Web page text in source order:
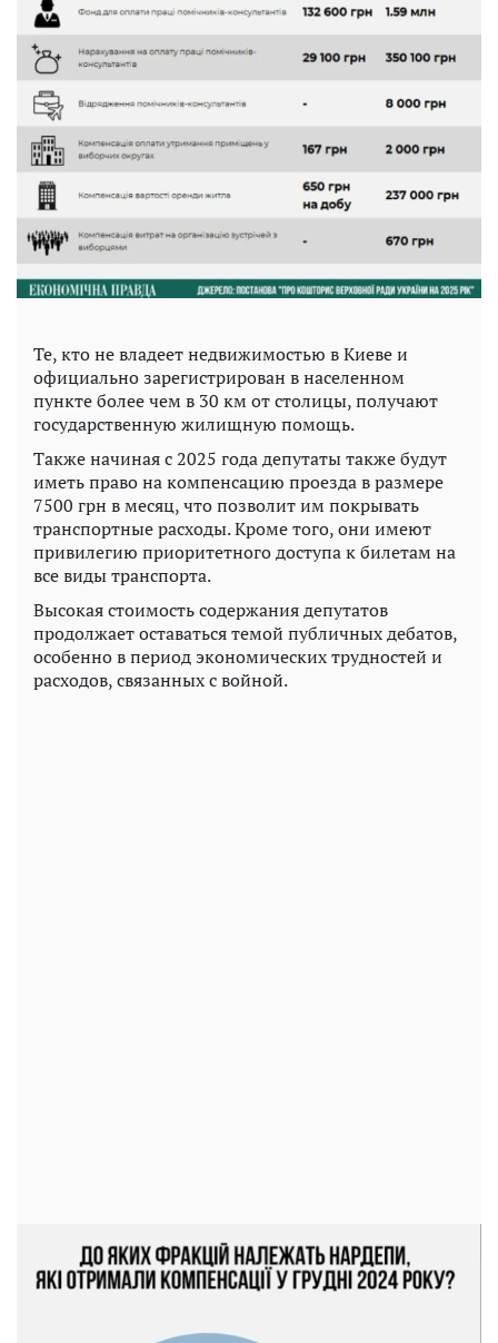
Те, кто не владеет недвижимостью в Киеве и
официально зарегистрирован в населенном
пункте более чем в 30 км от столицы, получают
государственную жилищную помощь.
Также начиная с 2025 года депутаты также будут
иметь право на компенсацию проезда в размере
7500 грн в месяц, что позволит им покрывать
транспортные расходы. Кроме того, они имеют
привилегию приоритетного доступа к билетам на
все виды транспорта.
Высокая стоимость содержания депутатов
продолжает оставаться темой публичных дебатов,
особенно в период экономических трудностей и
расходов, связанных с войной.